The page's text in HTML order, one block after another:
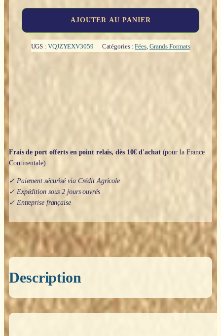
avec
AJOUTER AU PANIER
UGS : VQJZYEXV3059 Catégories :Fées, Grands Formats
Frais de port offerts en point relais, dès 10€ d'achat(pour la France
Continentale).
✓ Paiement sécurisé via Crédit Agricole
✓ Expédition sous 2 jours ouvrés
✓ Entreprise française
Description